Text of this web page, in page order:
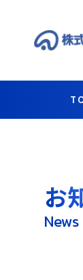
お
News